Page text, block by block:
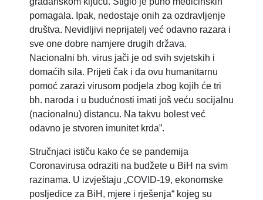
pomagala. Ipak, nedostaje onih za ozdravljenje
društva. Nevidljivi neprijatelj već odavno razara i
sve one dobre namjere drugih država.
Nacionalni bh. virus jači je od svih svjetskih i
domaćih sila. Prijeti čak i da ovu humanitarnu
pomoć zarazi virusom podjela zbog kojih će tri
bh. naroda i u budućnosti imati još veću socijalnu
(nacionalnu) distancu. Na takvu bolest već
odavno je stvoren imunitet krda”.
Stručnjaci ističu kako će se pandemija
Coronavirusa odraziti na budžete u BiH na svim
razinama. U izvještaju „COVID-19, ekonomske
posljedice za BiH, mjere i rješenja“ kojeg su